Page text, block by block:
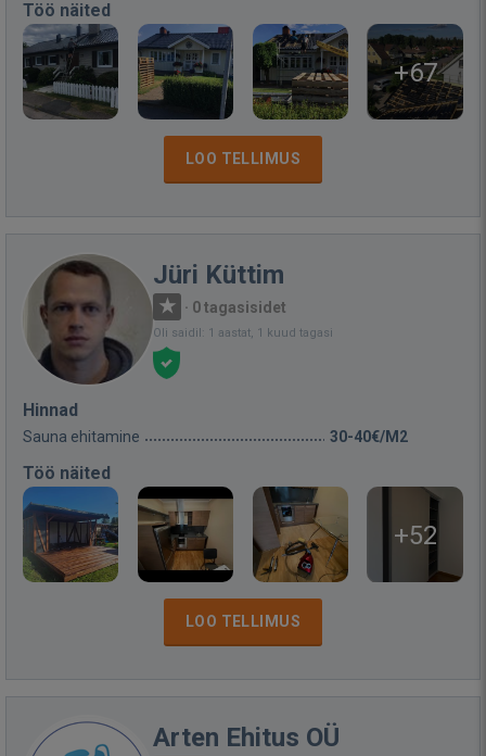
Töö näited
+67
LOO TELLIMUS
Jüri Küttim
· 0 tagasisidet
Oli saidil: 1 aastat, 1 kuud tagasi
Hinnad
Sauna ehitamine 30-40€/M2
Töö näited
+52
LOO TELLIMUS
Arten Ehitus OÜ